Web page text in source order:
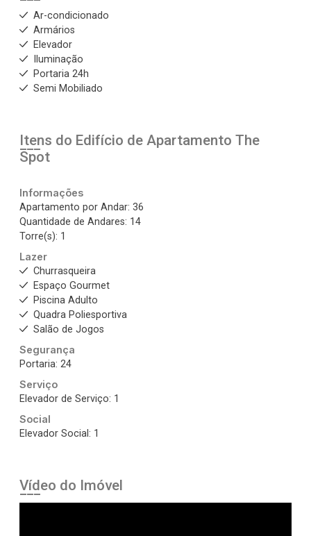
Ar-condicionado
Armários
Elevador
Iluminação
Portaria 24h
Semi Mobiliado
Itens do Edifício de Apartamento The
Spot
Informações
Apartamento por Andar: 36
Quantidade de Andares: 14
Torre(s): 1
Lazer
Churrasqueira
Espaço Gourmet
Piscina Adulto
Quadra Poliesportiva
Salão de Jogos
Segurança
Portaria: 24
Serviço
Elevador de Serviço: 1
Social
Elevador Social: 1
Vídeo do Imóvel